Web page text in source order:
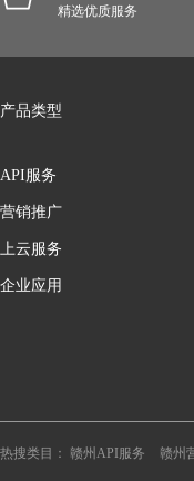
精选优质服务
产品类型
API服务
营销推广
上云服务
企业应用
热搜类目： 赣州API服务 赣州